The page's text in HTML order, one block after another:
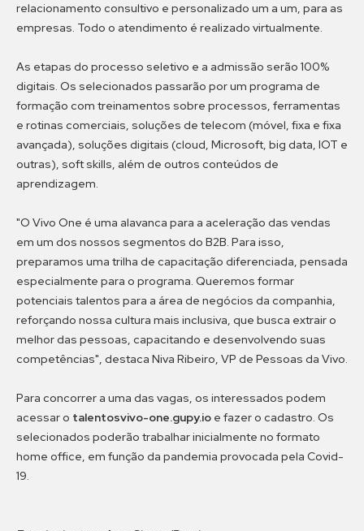
relacionamento consultivo e personalizado um a um, para as
empresas. Todo o atendimento é realizado virtualmente.
As etapas do processo seletivo e a admissão serão 100%
digitais. Os selecionados passarão por um programa de
formação com treinamentos sobre processos, ferramentas
e rotinas comerciais, soluções de telecom (móvel, fixa e fixa
avançada), soluções digitais (cloud, Microsoft, big data, IOT e
outras), soft skills, além de outros conteúdos de
aprendizagem.
"O Vivo One é uma alavanca para a aceleração das vendas
em um dos nossos segmentos do B2B. Para isso,
preparamos uma trilha de capacitação diferenciada, pensada
especialmente para o programa. Queremos formar
potenciais talentos para a área de negócios da companhia,
reforçando nossa cultura mais inclusiva, que busca extrair o
melhor das pessoas, capacitando e desenvolvendo suas
competências", destaca Niva Ribeiro, VP de Pessoas da Vivo.
Para concorrer a uma das vagas, os interessados podem
acessar o talentosvivo-one.gupy.io e fazer o cadastro. Os
selecionados poderão trabalhar inicialmente no formato
home office, em função da pandemia provocada pela Covid-
19.